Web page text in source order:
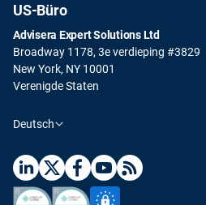
US-Büro
Advisera Expert Solutions Ltd
Broadway 1178, 3e verdieping #3829
New York, NY 10001
Verenigde Staten
Deutsch